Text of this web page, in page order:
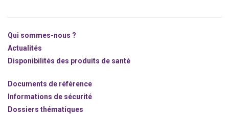
Qui sommes-nous ?
Actualités
Disponibilités des produits de santé
Documents de référence
Informations de sécurité
Dossiers thématiques